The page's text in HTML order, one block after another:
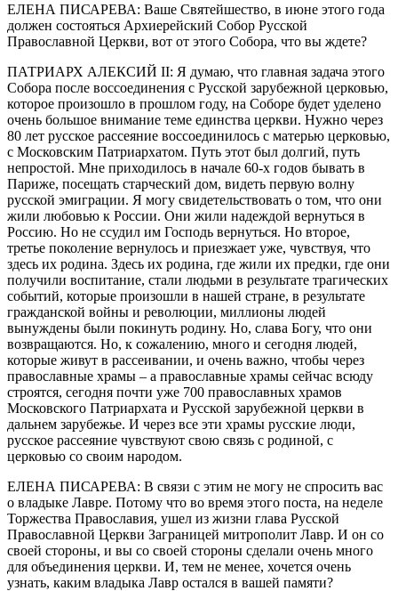
ЕЛЕНА ПИСАРЕВА: Ваше Святейшество, в июне этого года
должен состояться Архиерейский Собор Русской
Православной Церкви, вот от этого Собора, что вы ждете?
ПАТРИАРХ АЛЕКСИЙ II: Я думаю, что главная задача этого
Собора после воссоединения с Русской зарубежной церковью,
которое произошло в прошлом году, на Соборе будет уделено
очень большое внимание теме единства церкви. Нужно через
80 лет русское рассеяние воссоединилось с матерью церковью,
с Московским Патриархатом. Путь этот был долгий, путь
непростой. Мне приходилось в начале 60-х годов бывать в
Париже, посещать старческий дом, видеть первую волну
русской эмиграции. Я могу свидетельствовать о том, что они
жили любовью к России. Они жили надеждой вернуться в
Россию. Но не ссудил им Господь вернуться. Но второе,
третье поколение вернулось и приезжает уже, чувствуя, что
здесь их родина. Здесь их родина, где жили их предки, где они
получили воспитание, стали людьми в результате трагических
событий, которые произошли в нашей стране, в результате
гражданской войны и революции, миллионы людей
вынуждены были покинуть родину. Но, слава Богу, что они
возвращаются. Но, к сожалению, много и сегодня людей,
которые живут в рассеивании, и очень важно, чтобы через
православные храмы – а православные храмы сейчас всюду
строятся, сегодня почти уже 700 православных храмов
Московского Патриархата и Русской зарубежной церкви в
дальнем зарубежье. И через все эти храмы русские люди,
русское рассеяние чувствуют свою связь с родиной, с
церковью со своим народом.
ЕЛЕНА ПИСАРЕВА: В связи с этим не могу не спросить вас
о владыке Лавре. Потому что во время этого поста, на неделе
Торжества Православия, ушел из жизни глава Русской
Православной Церкви Заграницей митрополит Лавр. И он со
своей стороны, и вы со своей стороны сделали очень много
для объединения церкви. И, тем не менее, хочется очень
узнать, каким владыка Лавр остался в вашей памяти?